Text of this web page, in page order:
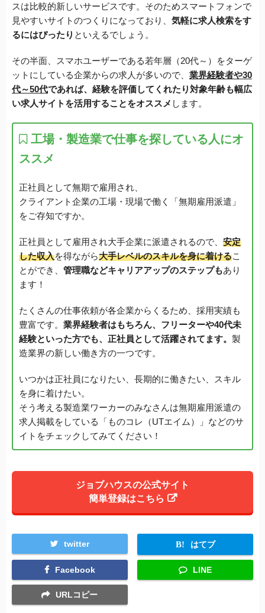
スは比較的新しいサービスです。そのためスマートフォンで
見やすいサイトのつくりになっており、 気軽に求人検索をす
るにはぴったり といえるでしょう。
その半面、スマホユーザーである若年層（20代～）をターゲ
ットにしている企業からの求人が多いので、 業界経験者や30
代～50代であれば、経験を評価してくれたり対象年齢も幅広
い求人サイトを活用することをオススメ します。
工場・製造業で仕事を探している人にオ
ススメ
正社員として無期で雇用され、
クライアント企業の工場・現場で働く「無期雇用派遣」
をご存知ですか。
正社員として雇用され大手企業に派遣されるので、 安定
した収入を得ながら大手レベルのスキルを身に着けるこ
とができ、 管理職などキャリアアップのステップもあり
ます！
たくさんの仕事依頼が各企業からくるため、採用実績も
豊富です。 業界経験者はもちろん、フリーターや40代未
経験といった方でも、正社員として活躍されてます。 製
造業界の新しい働き方の一つです。
いつかは正社員になりたい、長期的に働きたい、スキル
を身に着けたい。
そう考える製造業ワーカーのみなさんは無期雇用派遣の
求人掲載をしている「ものコレ（UTエイム）」などのサ
イトをチェックしてみてください！
ジョブハウスの公式サイト
簡単登録はこちら
twitter はてブ
Facebook LINE
URLコピー